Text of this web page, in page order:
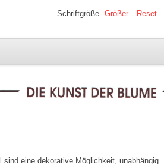
Schriftgröße Größer Reset
eine dekorative Möglichkeit, unabhängig